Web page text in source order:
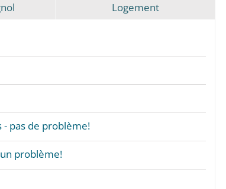
Logement
- pas de problème!
problème!